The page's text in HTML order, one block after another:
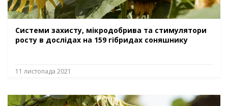
​​Системи захисту, мікродобрива та стимулятори
росту в дослідах на 159 гібридах соняшнику
11 листопада 2021